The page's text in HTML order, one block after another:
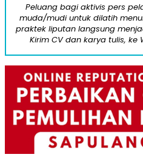
Peluang bagi aktivis pers
muda/mudi untuk dilatih
praktek liputan langsung
Kirim CV dan karya tulis, ke